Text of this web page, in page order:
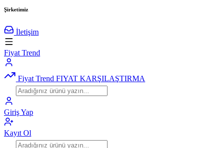
Şirketimiz
İletişim
Fiyat Trend
Fiyat Trend FIYAT KARŞILAŞTIRMA
Giriş Yap
Kayıt Ol